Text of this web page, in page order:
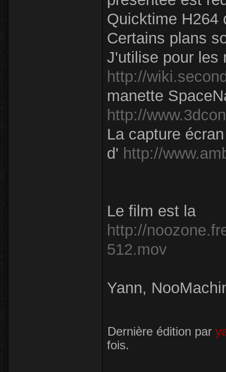
Quicktime H264
Certains plans
J'utilise pour les
http://
manette
http://
La capture
d' http://
Le film est la
http://
512.mov
Yann,
Dernière édition par
fois.